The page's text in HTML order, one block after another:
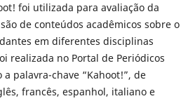
foi utilizada para avaliação da
de conteúdos acadêmicos sobre o
em diferentes disciplinas
realizada no Portal de Periódicos
a palavra-chave “Kahoot!”, de
francês, espanhol, italiano e